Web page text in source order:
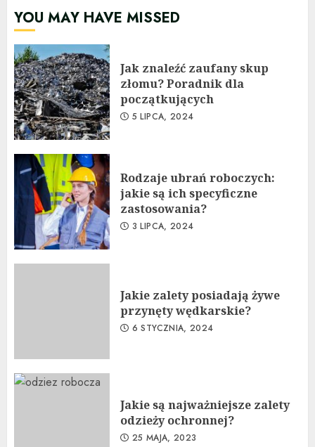
YOU MAY HAVE MISSED
Jak znaleźć zaufany skup
złomu? Poradnik dla
początkujących
5 LIPCA, 2024
Rodzaje ubrań roboczych:
jakie są ich specyficzne
zastosowania?
3 LIPCA, 2024
Jakie zalety posiadają żywe
przynęty wędkarskie?
6 STYCZNIA, 2024
Jakie są najważniejsze zalety
odzieży ochronnej?
25 MAJA, 2023